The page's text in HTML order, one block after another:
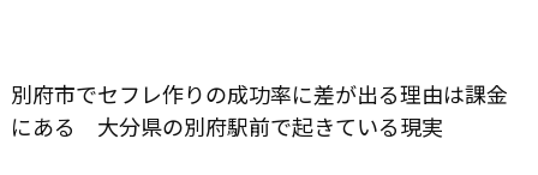

別府市でセフレ作りの成功率に差が出る理由は課金
にある 大分県の別府駅前で起きている現実